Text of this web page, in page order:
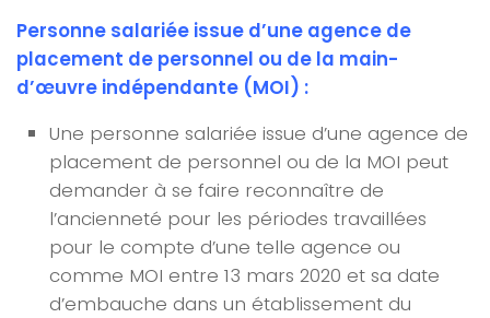
Personne salariée issue d’une agence de
placement de personnel ou de la main-
d’œuvre indépendante (MOI) :
Une personne salariée issue d’une agence de
placement de personnel ou de la MOI peut
demander à se faire reconnaître de
l’ancienneté pour les périodes travaillées
pour le compte d’une telle agence ou
comme MOI entre 13 mars 2020 et sa date
d’embauche dans un établissement du